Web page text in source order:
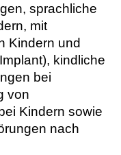
sprachliche
mit
Kindern und
kindliche
bei
von
Kindern sowie
nach